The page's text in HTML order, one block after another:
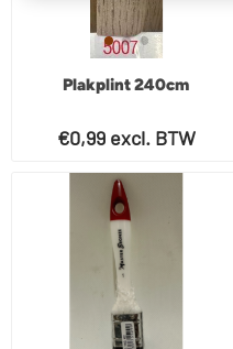
Plakplint 240cm
€0,99 excl. BTW